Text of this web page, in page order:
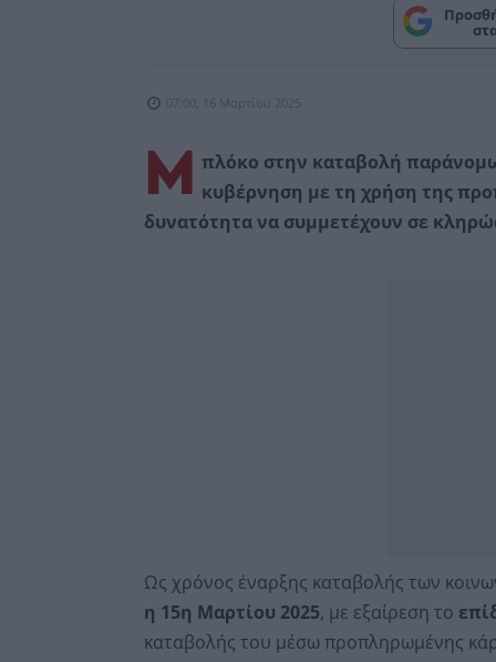
07:00, 16 Μαρτίου 2025
Μ
πλόκο στην καταβολή
κυβέρνηση με τη χρήση της
δυνατότητα να συμμετέχουν σε
Ως χρόνος έναρξης καταβολής των
η 15η Μαρτίου 2025, με εξαίρεση το
καταβολής του μέσω προπληρωμένης